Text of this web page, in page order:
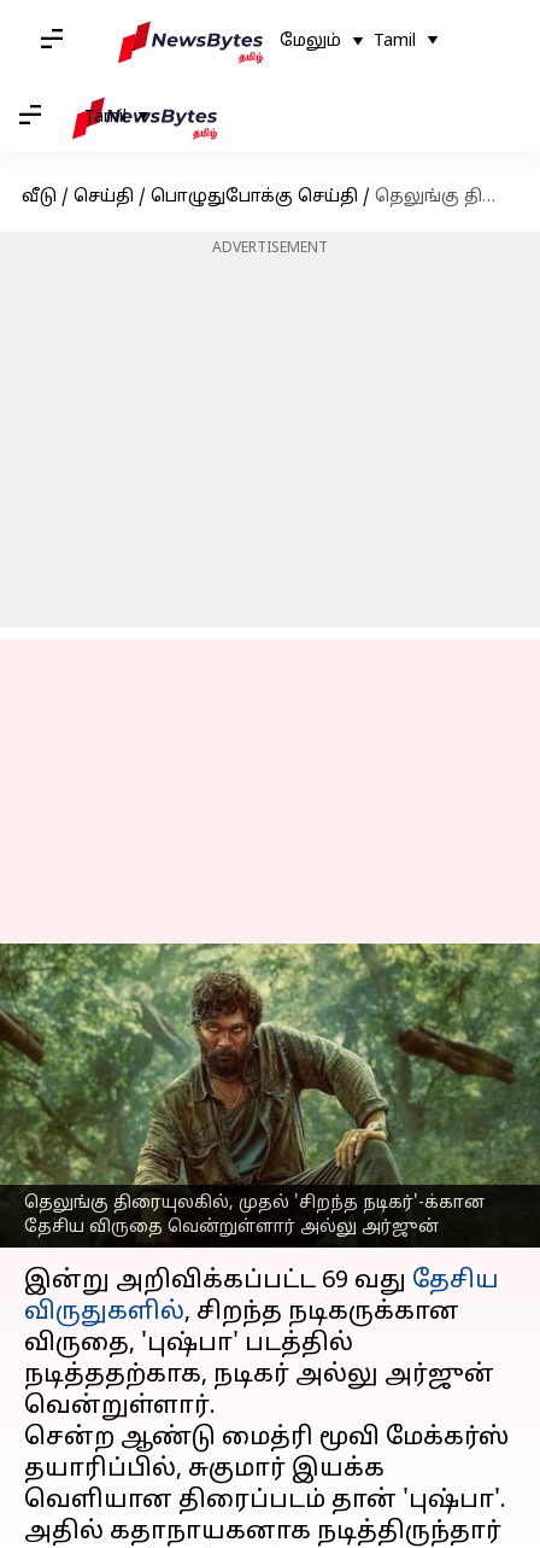
மேலும் Tamil
Tamil
வீடு / செய்தி / பொழுதுபோக்கு செய்தி / தெலுங்கு திரையுலகில், முதல் 'சிறந்த நடிகர்'-க்கான தேசிய விருதை வென்றுள்ளார் அல்லு அர்ஜுன்
ADVERTISEMENT
தெலுங்கு திரையுலகில், முதல் 'சிறந்த நடிகர்'-க்கான
தேசிய விருதை வென்றுள்ளார் அல்லு அர்ஜுன்
தெலுங்கு திரையுலகில்,
முதல் 'சிறந்த நடிகர்'-
க்கான தேசிய விருதை
வென்றுள்ளார் அல்லு
அர்ஜுன்
எழுதியவர் Venkatalakshmi V Aug 24, 2023 10:35 pm
செய்தி முன்னோட்டம்
இன்று அறிவிக்கப்பட்ட 69 வது தேசிய
விருதுகளில், சிறந்த நடிகருக்கான
விருதை, 'புஷ்பா' படத்தில்
நடித்ததற்காக, நடிகர் அல்லு அர்ஜுன்
வென்றுள்ளார்.
சென்ற ஆண்டு மைத்ரி மூவி மேக்கர்ஸ்
தயாரிப்பில், சுகுமார் இயக்க
வெளியான திரைப்படம் தான் 'புஷ்பா'.
அதில் கதாநாயகனாக நடித்திருந்தார்